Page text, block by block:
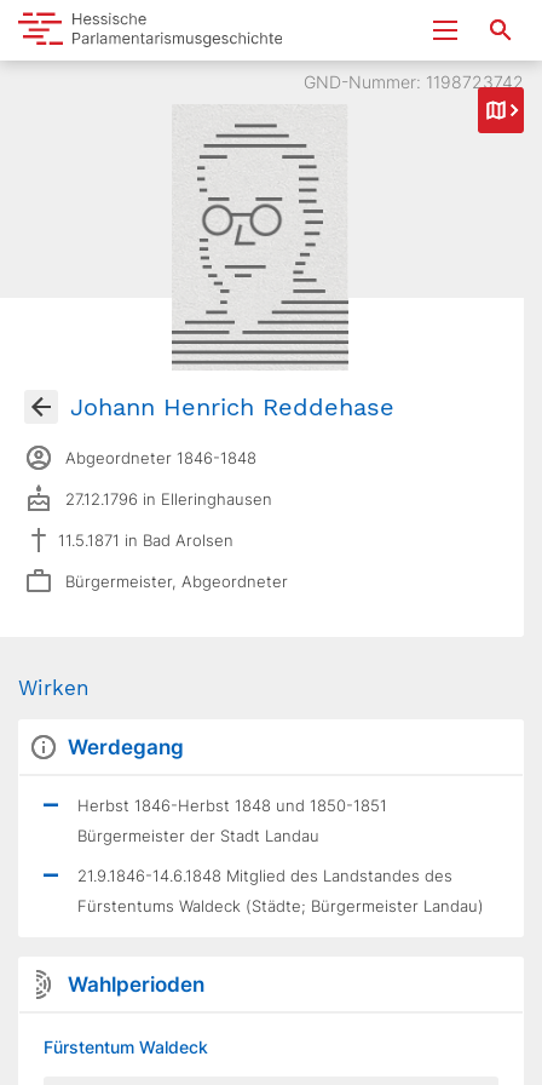
GND-Nummer: 1198723742
Johann Henrich Reddehase
Abgeordneter 1846-1848
27.12.1796 in Elleringhausen
11.5.1871 in Bad Arolsen
Bürgermeister, Abgeordneter
Wirken
Werdegang
Herbst 1846-Herbst 1848 und 1850-1851
Bürgermeister der Stadt Landau
21.9.1846-14.6.1848 Mitglied des Landstandes des
Fürstentums Waldeck (Städte; Bürgermeister Landau)
Wahlperioden
Fürstentum Waldeck